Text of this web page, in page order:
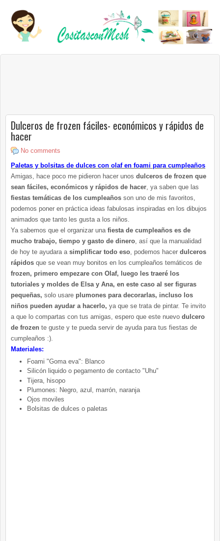
Dulceros de frozen fáciles- económicos y rápidos de
hacer
No comments
Paletas y bolsitas de dulces con olaf en foami para cumpleaños
Amigas, hace poco me pidieron hacer unos dulceros de frozen que
sean fáciles, económicos y rápidos de hacer , ya saben que las
fiestas temáticas de los cumpleaños son uno de mis favoritos,
podemos poner en práctica ideas fabulosas inspiradas en los dibujos
animados que tanto les gusta a los niños.
Ya sabemos que el organizar una fiesta de cumpleaños es de
mucho trabajo, tiempo y gasto de dinero , así que la manualidad
de hoy te ayudara a simplificar todo eso , podemos hacer dulceros
rápidos que se vean muy bonitos en los cumpleaños temáticos de
frozen, primero empezare con Olaf, luego les traeré los
tutoriales y moldes de Elsa y Ana, en este caso al ser figuras
pequeñas, solo usare plumones para decorarlas, incluso los
niños pueden ayudar a hacerlo, ya que se trata de pintar. Te invito
a que lo compartas con tus amigas, espero que este nuevo dulcero
de frozen te guste y te pueda servir de ayuda para tus fiestas de
cumpleaños :).
Materiales:
Foami "Goma eva": Blanco
Silicón liquido o pegamento de contacto "Uhu"
Tijera, hisopo
Plumones: Negro, azul, marrón, naranja
Ojos moviles
Bolsitas de dulces o paletas